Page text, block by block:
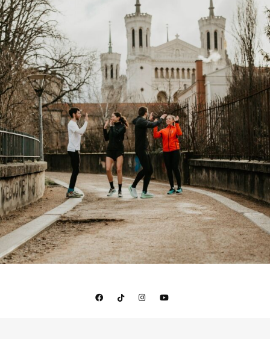
Tu souha